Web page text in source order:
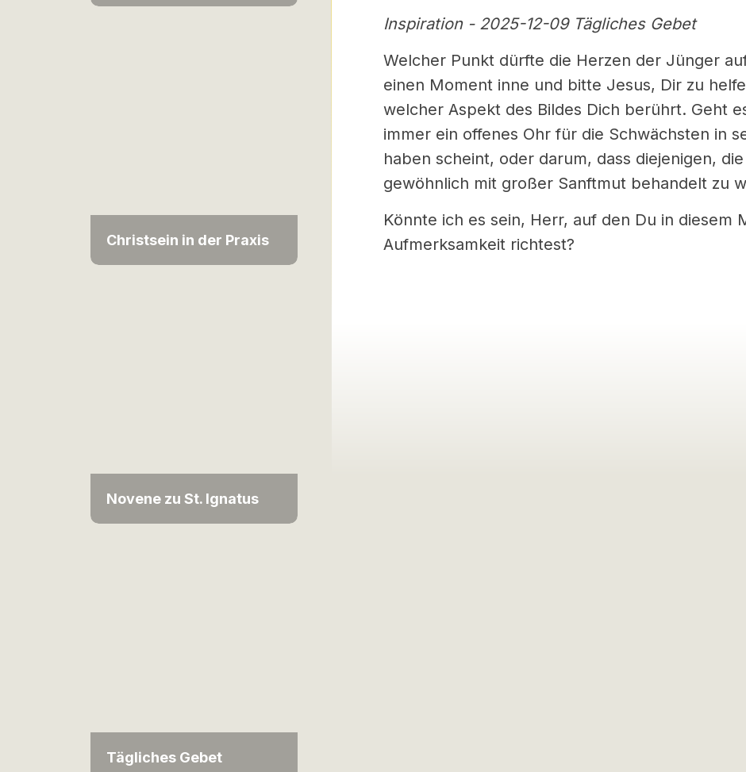
Christsein in der Praxis
Novene zu St. Ignatus
Tägliches Gebet
Inspiration - 2025-12-09 Tägliches Gebet
Welcher Punkt dürfte die Herzen der Jünger
einen Moment inne und bitte Jesus, Dir zu
welcher Aspekt des Bildes Dich berührt. Geht
immer ein offenes Ohr für die Schwächsten in
haben scheint, oder darum, dass diejenigen,
gewöhnlich mit großer Sanftmut behandelt zu
Könnte ich es sein, Herr, auf den Du in diesem
Aufmerksamkeit richtest?